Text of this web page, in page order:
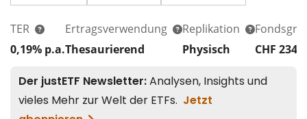
TER
0,19% p.a.
Ertragsverwendung
Thesaurierend
Replikation
Physisch
CHF 234